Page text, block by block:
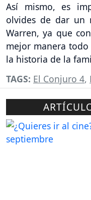
Así mismo, es
olvides de dar un
Warren, ya que
mejor manera
la historia de la
TAGS: El Conjuro 4,